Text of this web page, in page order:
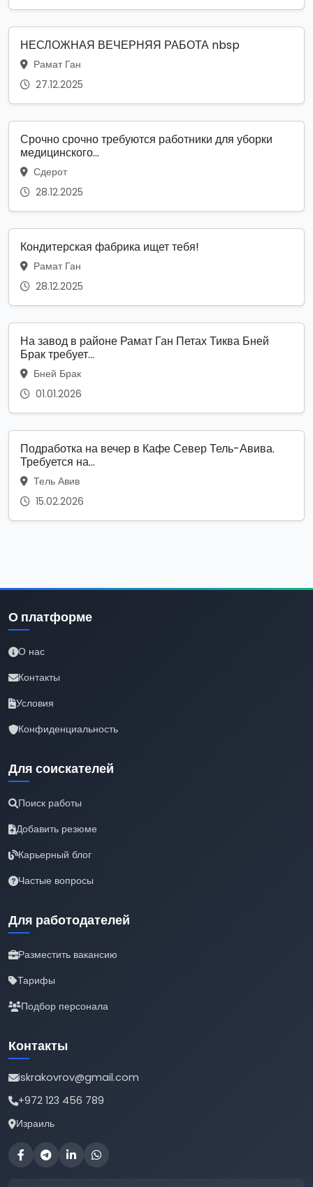
НЕСЛОЖНАЯ ВЕЧЕРНЯЯ РАБОТА nbsp
Рамат Ган
27.12.2025
Срочно срочно требуются работники для уборки
медицинского...
Сдерот
28.12.2025
Кондитерская фабрика ищет тебя!
Рамат Ган
28.12.2025
На завод в районе Рамат Ган Петах Тиква Бней
Брак требует...
Бней Брак
01.01.2026
Подработка на вечер в Кафе Север Тель-Авива.
Требуется на...
Тель Авив
15.02.2026
О платформе
О нас
Контакты
Условия
Конфиденциальность
Для соискателей
Поиск работы
Добавить резюме
Карьерный блог
Частые вопросы
Для работодателей
Разместить вакансию
Тарифы
Подбор персонала
Контакты
iskrakovrov@gmail.com
+972 123 456 789
Израиль